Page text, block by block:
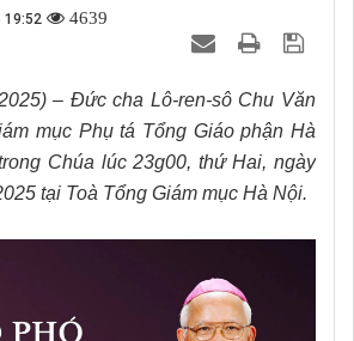
19:52 4639
– Đức cha Lô-ren-sô Chu Văn
mục Phụ tá Tổng Giáo phận Hà
Chúa lúc 23g00, thứ Hai, ngày
tại Toà Tổng Giám mục Hà Nội.